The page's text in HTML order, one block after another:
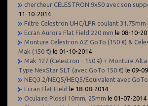
chercheur CELESTRON 9x50 avec son
11-10-2014
Filtre Celestron UHC/LPR coulant 31,75mm
Ecran Aurora Flat Field 220 mm le 08-10-
Monture Celestron AZ GoTo (150 €) &
Mak (150 €) le 01-10-2014
Mak 127 (Celestron - 150 €) + Monture
Type NexStar SLT (avec GoTo 150 €) le 09-
NEQ3.2/NEQ5/HEQ5/Equivalent avec GoTo
Ecran Flat Field le 18-08-2014
Oculaire Plossl 10mm, 25mm le 01-07-2014